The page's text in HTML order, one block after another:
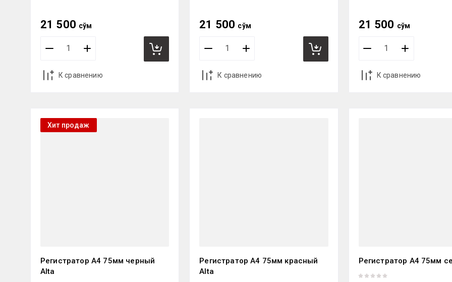
21 500 сўм
К сравнению
21 500 сўм
К сравнению
21 500 сўм
К сравнению
Хит продаж
Регистратор А4 75мм черный
Alta
Регистратор А4 75мм красный
Alta
Регистратор А4 75мм